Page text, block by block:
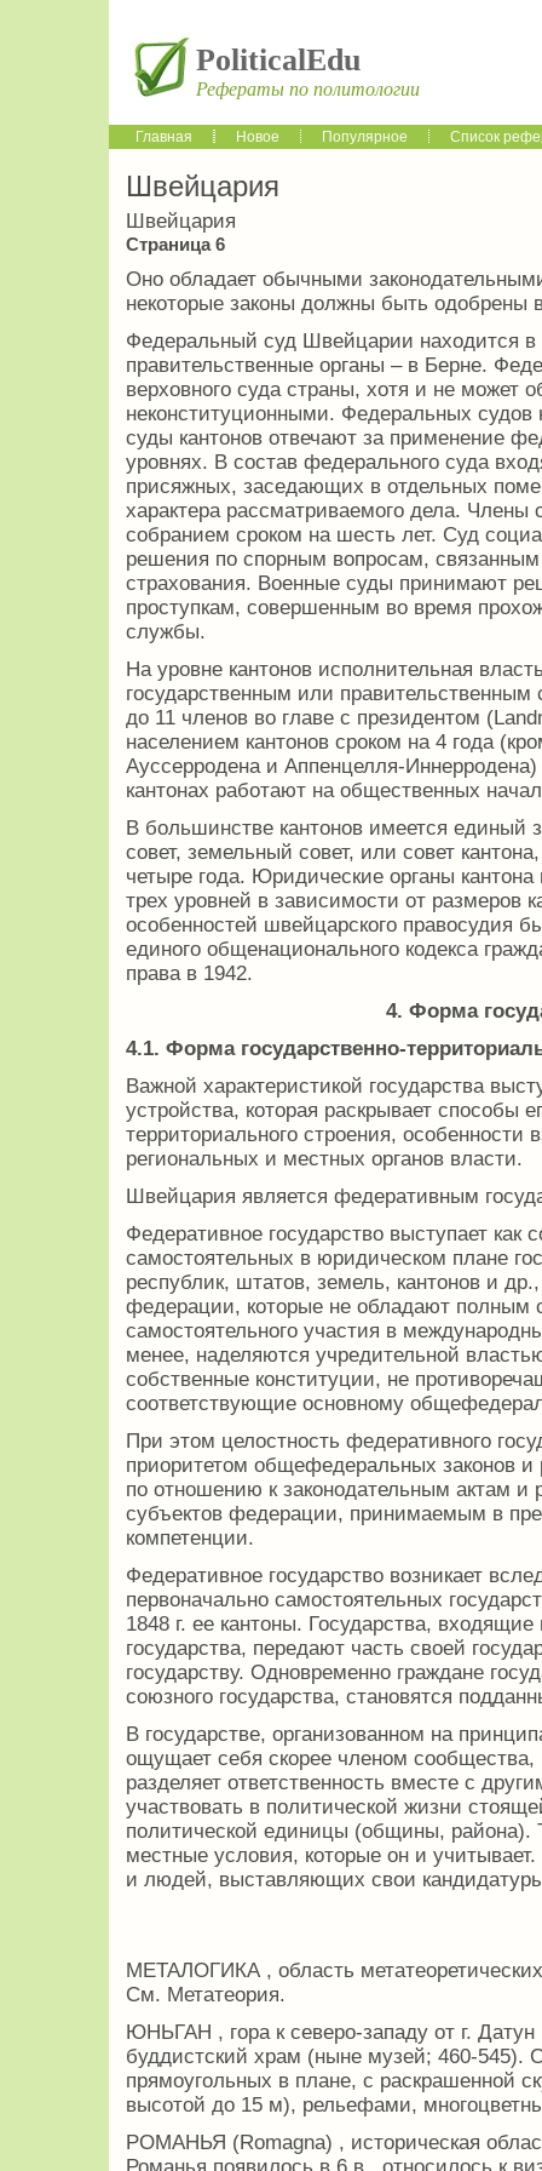
PoliticalEdu
Рефераты по политологии
Главная Новое Популярное Список
Швейцария
Швейцария
Страница 6
Оно обладает обычными
некоторые законы должны быть
Федеральный суд Швейцарии находится в
правительственные органы – в Берне.
верховного суда страны, хотя и не может
неконституционными. Федеральных судов
суды кантонов отвечают за применение
уровнях. В состав федерального суда
присяжных, заседающих в отдельных
характера рассматриваемого дела.
собранием сроком на шесть лет. Суд
решения по спорным вопросам,
страхования. Военные суды принимают
проступкам, совершенным во время
службы.
На уровне кантонов исполнительная
государственным или правительственным
до 11 членов во главе с президентом
населением кантонов сроком на 4 года
Ауссерродена и Аппенцелля-
кантонах работают на общественных
В большинстве кантонов имеется единый
совет, земельный совет, или совет
четыре года. Юридические органы
трех уровней в зависимости от размеров
особенностей швейцарского правосудия
единого общенационального кодекса
права в 1942.
4. Форма
4.1. Форма государственно-
Важной характеристикой государства
устройства, которая раскрывает способы
территориального строения, особенности
региональных и местных органов власти.
Швейцария является федеративным
Федеративное государство выступает как
самостоятельных в юридическом плане
республик, штатов, земель, кантонов и
федерации, которые не обладают полным
самостоятельного участия в
менее, наделяются учредительной
собственные конституции, не
соответствующие основному
При этом целостность федеративного
приоритетом общефедеральных законов
по отношению к законодательным актам и
субъектов федерации, принимаемым в
компетенции.
Федеративное государство возникает
первоначально самостоятельных
1848 г. ее кантоны. Государства,
государства, передают часть своей
государству. Одновременно граждане
союзного государства, становятся
В государстве, организованном на
ощущает себя скорее членом
разделяет ответственность вместе с
участвовать в политической жизни
политической единицы (общины,
местные условия, которые он и
и людей, выставляющих свои
МЕТАЛОГИКА , область
См. Метатеория.
ЮНЬГАН , гора к северо-западу от г.
буддистский храм (ныне музей; 460-
прямоугольных в плане, с раскрашенной
высотой до 15 м), рельефами,
РОМАНЬЯ (Romagna) , историческая